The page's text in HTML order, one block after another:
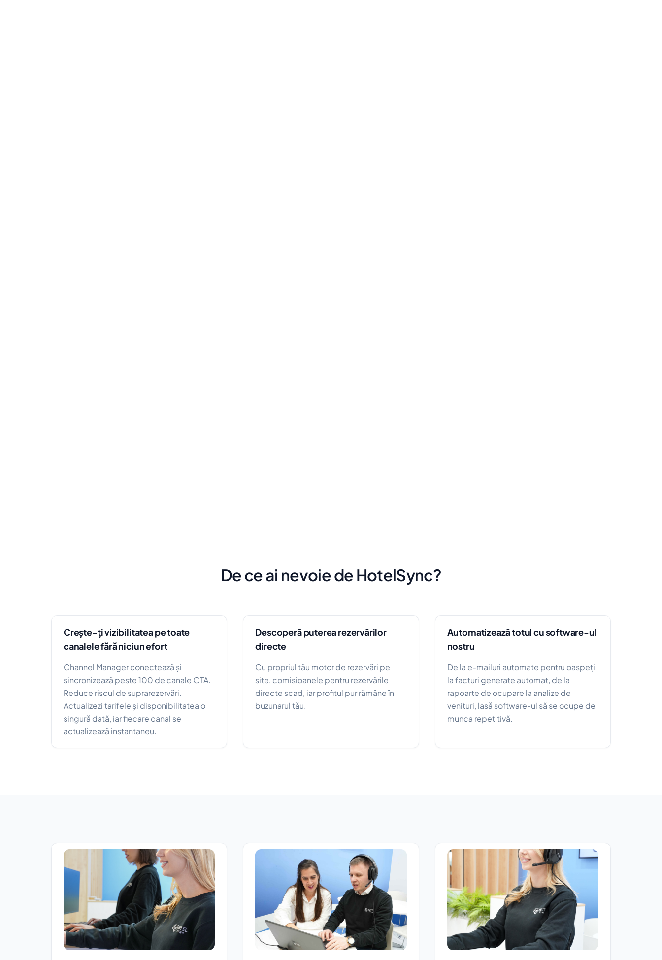
De ce ai nevoie de HotelSync?
Crește-ți vizibilitatea pe toate
canalele fără niciun efort
Channel Manager conectează și
sincronizează peste 100 de canale OTA.
Reduce riscul de suprarezervări.
Actualizezi tarifele și disponibilitatea o
singură dată, iar fiecare canal se
actualizează instantaneu.
Descoperă puterea rezervărilor
directe
Cu propriul tău motor de rezervări pe
site, comisioanele pentru rezervările
directe scad, iar profitul pur rămâne în
buzunarul tău.
Automatizează totul cu software-ul
nostru
De la e-mailuri automate pentru oaspeți
la facturi generate automat, de la
rapoarte de ocupare la analize de
venituri, lasă software-ul să se ocupe de
munca repetitivă.